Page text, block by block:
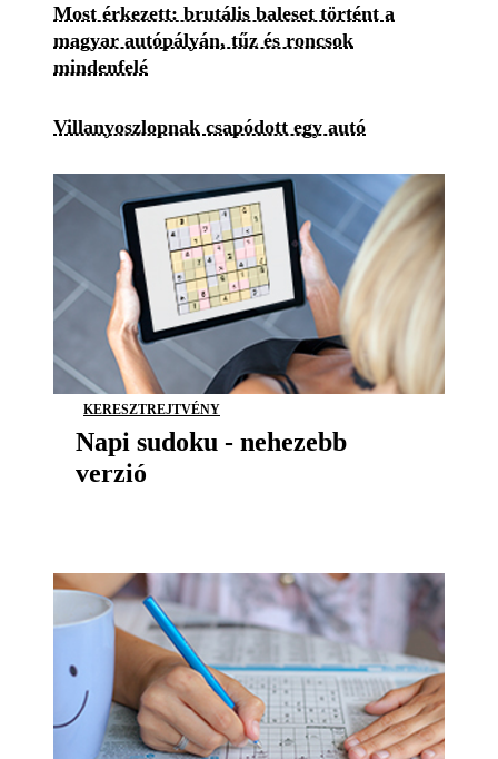
Most érkezett: brutális baleset történt a
magyar autópályán, tűz és roncsok
mindenfelé
Villanyoszlopnak csapódott egy autó
KERESZTREJTVÉNY
Napi sudoku - nehezebb
verzió